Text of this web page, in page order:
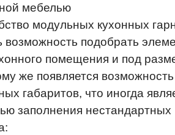
мебелью
модульных кухонных
возможность подобрать
помещения и под
же появляется
габаритов, что иногда
заполнения нестандартных